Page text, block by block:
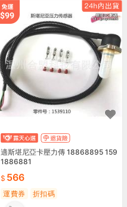
適斯堪尼亞卡壓力傳 18868895 159
1886881
566
運費券 折扣碼